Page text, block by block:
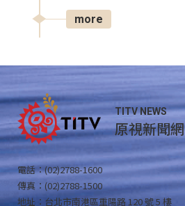
more
TITV NEWS
原視新聞網
電話：(02)2788-1600
傳真：(02)2788-1500
地址：台北市南港區重陽路 120 號 5 樓